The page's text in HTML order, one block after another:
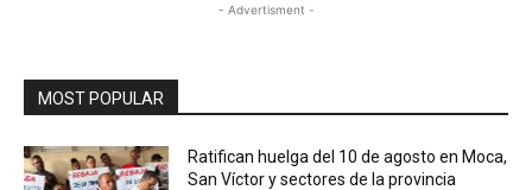
- Advertisment -
MOST POPULAR
Ratifican huelga del 10 de agosto en Moca,
San Víctor y sectores de la provincia